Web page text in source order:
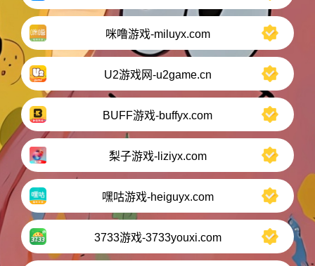
咪噜游戏-miluyx.com
U2游戏网-u2game.cn
BUFF游戏-buffyx.com
梨子游戏-liziyx.com
嘿咕游戏-heiguyx.com
3733游戏-3733youxi.com